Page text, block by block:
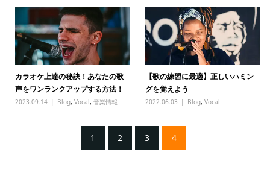
カラオケ上達の秘訣！あなたの歌
声をワンランクアップする方法！
2023.09.14 Blog, Vocal, 音楽情報
【歌の練習に最適】正しいハミン
グを覚えよう
2022.06.03 Blog,Vocal
1 2 3 4